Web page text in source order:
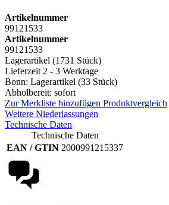
Artikelnummer
99121533
Artikelnummer
99121533
Lagerartikel (1731 Stück)
Lieferzeit 2 - 3 Werktage
Bonn: Lagerartikel (33 Stück)
Abholbereit: sofort
Zur Merkliste hinzufügen Produktvergleich
Weitere Niederlassungen
Technische Daten
Technische Daten
EAN / GTIN 2000991215337